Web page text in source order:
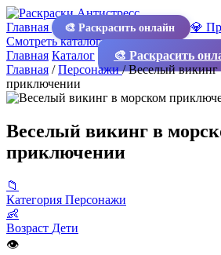
Главная 🎨 Раскрасить онлайн
💎
Смотреть каталог
Главная Каталог 🎨 Раскрасить
Главная /Персонажи/Веселый викинг
приключении
Веселый викинг в
приключении
📁
Категория Персонажи
👶
Возраст Дети
👁